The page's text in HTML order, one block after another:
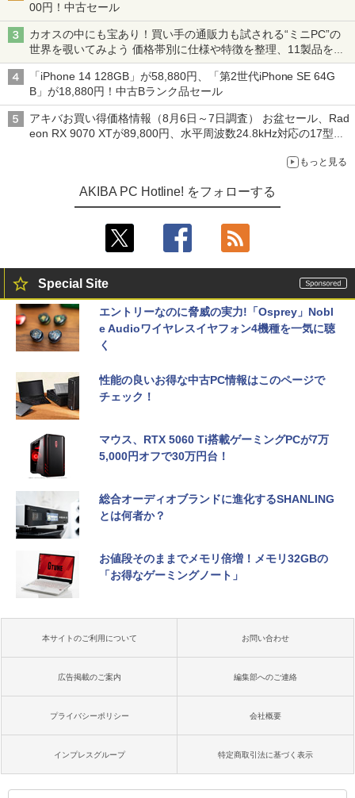
00円！中古セール
カオスの中にも宝あり！買い手の通販力も試される“ミニPC”の
世界を覗いてみよう 価格帯別に仕様や特徴を整理、11製品をピ
ックアップ text by 石川 ひさよし
「iPhone 14 128GB」が58,880円、「第2世代iPhone SE 64G
B」が18,880円！中古Bランク品セール
アキバお買い得価格情報（8月6日～7日調査） お盆セール、Rad
eon RX 9070 XTが89,800円、水平周波数24.8kHz対応の17型モ
もっと見る
AKIBA PC Hotline! をフォローする
Special Site
エントリーなのに脅威の実力!「Osprey」Nobl
e Audioワイヤレスイヤフォン4機種を一気に聴
く
性能の良いお得な中古PC情報はこのページで
チェック！
マウス、RTX 5060 Ti搭載ゲーミングPCが7万
5,000円オフで30万円台！
総合オーディオブランドに進化するSHANLING
とは何者か？
お値段そのままでメモリ倍増！メモリ32GBの
「お得なゲーミングノート」
本サイトのご利用について お問い合わせ
広告掲載のご案内 編集部へのご連絡
プライバシーポリシー 会社概要
インプレスグループ 特定商取引法に基づく表示